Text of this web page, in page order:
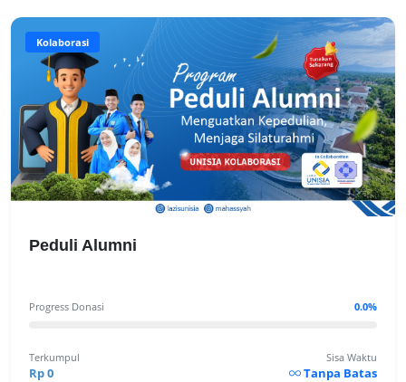
Kolaborasi
Peduli Alumni
Progress Donasi 0.0%
Terkumpul
Rp 0
Sisa Waktu
Tanpa Batas